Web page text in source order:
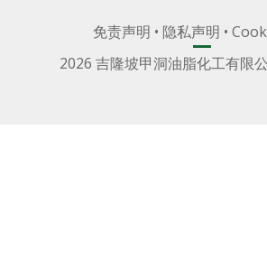
免责声明 • 隐私声明 •
2026 吉隆坡甲洞油脂化工有限